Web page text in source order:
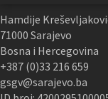
Hamdije
71000 Sarajevo
Bosna i Hercegovina
+387 (0)33 216 659
gsgv@sarajevo.ba